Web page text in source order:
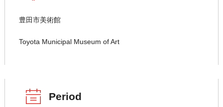
豊田市美術館
Toyota Municipal Museum of Art
Period